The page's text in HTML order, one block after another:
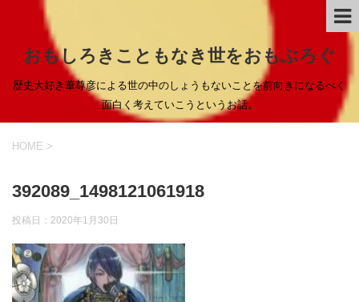
おもしろきこともなき世をおもぶろぐ
歴史大好き葦尊彦による世の中のしょうもないことを前向きになるべく
面白く考えていこうというお話。
HOME >
392089_1498121061918
投稿日： 2020年1月30日